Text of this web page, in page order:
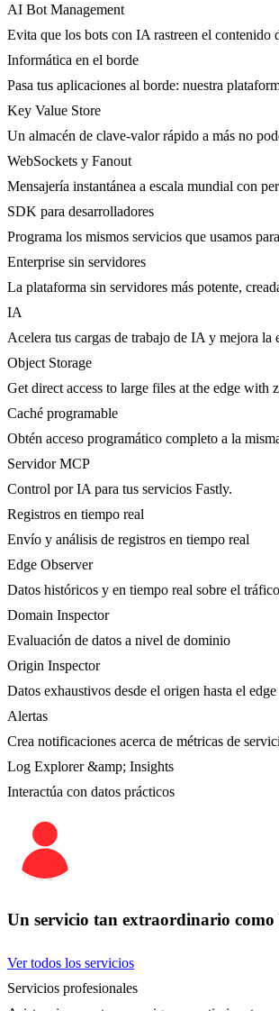
AI Bot Management
Evita que los bots con IA rastreen el contenido
Informática en el borde
Pasa tus aplicaciones al borde: nuestra
Key Value Store
Un almacén de clave-valor rápido a más no
WebSockets y Fanout
Mensajería instantánea a escala mundial con
SDK para desarrolladores
Programa los mismos servicios que usamos
Enterprise sin servidores
La plataforma sin servidores más potente,
IA
Acelera tus cargas de trabajo de IA y mejora
Object Storage
Get direct access to large files at the edge with
Caché programable
Obtén acceso programático completo a la
Servidor MCP
Control por IA para tus servicios Fastly.
Registros en tiempo real
Envío y análisis de registros en tiempo real
Edge Observer
Datos históricos y en tiempo real sobre el tráfico
Domain Inspector
Evaluación de datos a nivel de dominio
Origin Inspector
Datos exhaustivos desde el origen hasta el edge
Alertas
Crea notificaciones acerca de métricas de
Log Explorer &amp; Insights
Interactúa con datos prácticos
Un servicio tan extraordinario como
Ver todos los servicios
Servicios profesionales